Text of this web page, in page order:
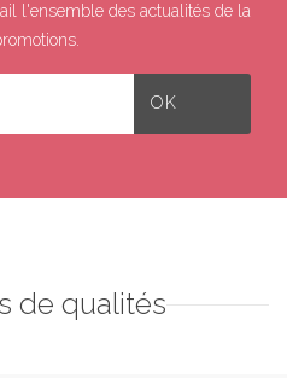
l'ensemble des actualités de la
de qualités